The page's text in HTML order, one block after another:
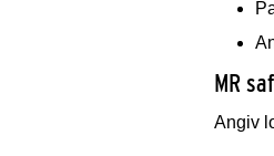
MR
Angiv